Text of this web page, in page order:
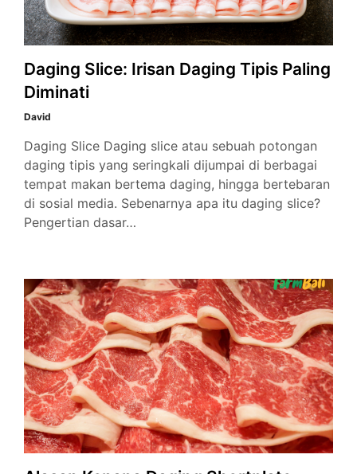
Daging Slice: Irisan Daging Tipis Paling
Diminati
David
Daging Slice Daging slice atau sebuah potongan
daging tipis yang seringkali dijumpai di berbagai
tempat makan bertema daging, hingga bertebaran
di sosial media. Sebenarnya apa itu daging slice?
Pengertian dasar…